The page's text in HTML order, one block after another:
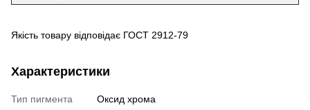
Якість товару відповідає ГОСТ 2912-79
Характеристики
Тип пигмента
Оксид хрома